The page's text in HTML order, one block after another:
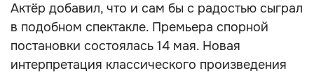
Актёр добавил, что и сам бы с радостью сыграл
в подобном спектакле. Премьера спорной
постановки состоялась 14 мая. Новая
интерпретация классического произведения